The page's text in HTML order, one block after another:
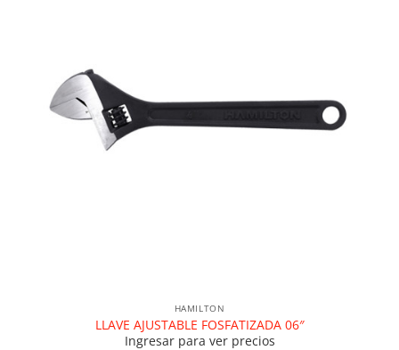
HAMILTON
LLAVE AJUSTABLE FOSFATIZADA 06″
Ingresar para ver precios